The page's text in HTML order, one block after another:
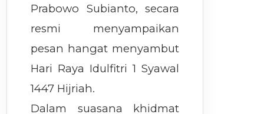
Prabowo Subianto, secara
resmi menyampaikan
pesan hangat menyambut
Hari Raya Idulfitri 1 Syawal
1447 Hijriah.
Dalam suasana khidmat